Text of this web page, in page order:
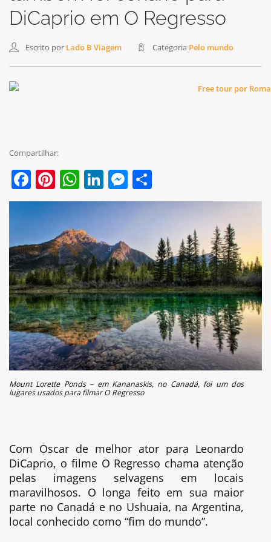
DiCaprio em O Regresso
Escrito por Lado B Viagem Categoria Pelo mundo
Compartilhar:
Facebook
Pinterest
WhatsApp
LinkedIn
Messenger
Mount Lorette Ponds – em Kananaskis, no Canadá, foi um dos
lugares usados para filmar O Regresso
Com Oscar de melhor ator para Leonardo
DiCaprio, o filme O Regresso chama atenção
pelas imagens selvagens em locais
maravilhosos. O longa feito em sua maior
parte no Canadá e no Ushuaia, na Argentina,
local conhecido como “fim do mundo”.